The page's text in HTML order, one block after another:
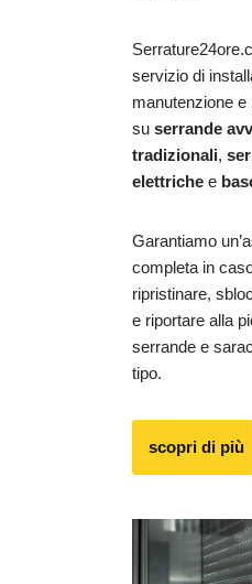
servizio di
manutenzione e
su serrande
tradizionali,
elettriche e
Garantiamo
completa in
ripristinare,
e riportare alla
serrande e
tipo.
scopri di più